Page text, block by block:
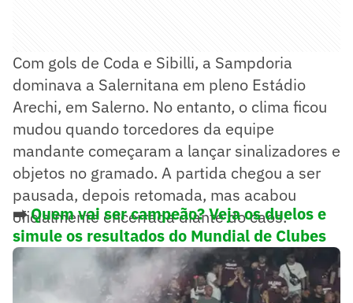
Com gols de Coda e Sibilli, a Sampdoria
dominava a Salernitana em pleno Estádio
Arechi, em Salerno. No entanto, o clima ficou
mudou quando torcedores da equipe
mandante começaram a lançar sinalizadores e
objetos no gramado. A partida chegou a ser
pausada, depois retomada, mas acabou
oficialmente encerrada diante do caos.
➡️Quem vai ser campeão? Veja os duelos e
simule os resultados do Mundial de Clubes